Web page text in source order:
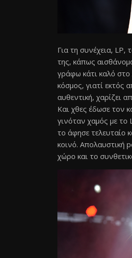
Για τη συνέχεια,
της, κάπως
γράφω κάτι καλό στο
κόσμος, γιατί εκτός
αυθεντική, χαρίζει
Και χθες έδωσε τον
γινόταν χαμός με το
το άφησε τελευταίο
κοινό. Απολαυστική
χώρο και το